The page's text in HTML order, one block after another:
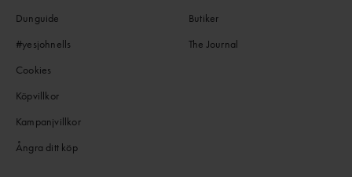
Dunguide
#yesjohnells
Cookies
Köpvillkor
Kampanjvillkor
Ångra ditt köp
Butiker
The Journal